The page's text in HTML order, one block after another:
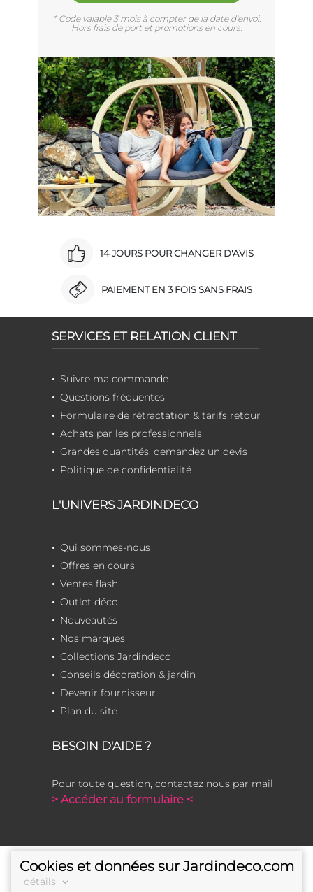
* Code valable 3 mois à compter de la date d'envoi.
Hors frais de port et promotions en cours.
14 JOURS POUR CHANGER D'AVIS
PAIEMENT EN 3 FOIS SANS FRAIS
SERVICES ET RELATION CLIENT
Suivre ma commande
Questions fréquentes
Formulaire de rétractation & tarifs retour
Achats par les professionnels
Grandes quantités, demandez un devis
Politique de confidentialité
L'UNIVERS JARDINDECO
Qui sommes-nous
Offres en cours
Ventes flash
Outlet déco
Nouveautés
Nos marques
Collections Jardindeco
Conseils décoration & jardin
Devenir fournisseur
Plan du site
BESOIN D'AIDE ?
Pour toute question, contactez nous par mail
> Accéder au formulaire <
Cookies et données sur Jardindeco.com
détails